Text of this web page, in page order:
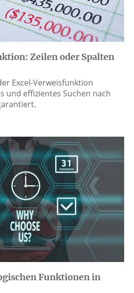
Zeilen oder Spalten
Excel-Verweisfunktion
und effizientes Suchen nach
Funktionen in